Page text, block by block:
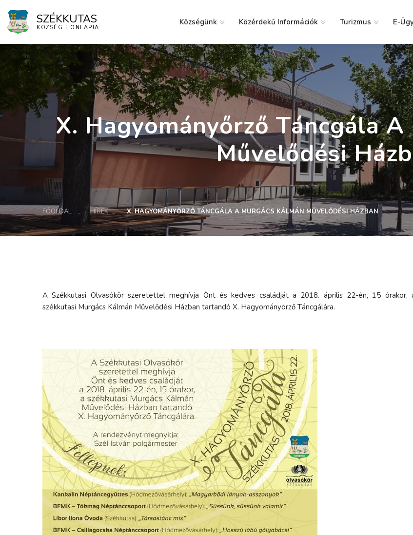
SZÉKKUTAS
KÖZSÉG HONLAPJA
Községünk Közérdekű Információk Turizmus E-
Elérhetőség
X. Hagyományőrző Táncgála
Művelődési
FŐOLDAL HÍREK X. HAGYOMÁNYŐRZŐ TÁNCGÁLA A MURGÁCS KÁLMÁN MŰVELŐDÉSI HÁZBAN
A Székkutasi Olvasókör szeretettel meghívja Önt és kedves családját a 2018. április 22-én, 15 órakor,
székkutasi Murgács Kálmán Művelődési Házban tartandó X. Hagyományörző Táncgálára.